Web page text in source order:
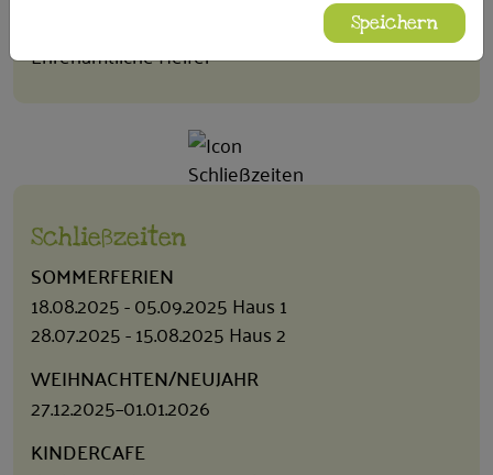
Ehrenamtliche Helfer
Schließzeiten
SOMMERFERIEN
18.08.2025 - 05.09.2025 Haus 1
28.07.2025 - 15.08.2025 Haus 2
WEIHNACHTEN/NEUJAHR
27.12.2025–01.01.2026
KINDERCAFE
Speichern